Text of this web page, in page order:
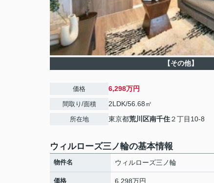
【その他】
価格 6,298万円
間取り/面積 2LDK/56.68㎡
所在地 東京都荒川区南千住２丁目10-8
ウィルローズ三ノ輪の基本情報
物件名 ウィルローズ三ノ輪
価格 6,298万円